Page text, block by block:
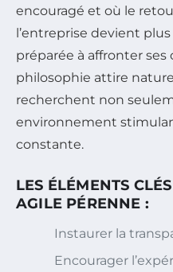
encouragé et où le
l’entreprise devient
préparée à affronter ses
philosophie attire
recherchent non
environnement
constante.
LES ÉLÉMENTS
AGILE PÉRENNE :
Instaurer la
Encourager